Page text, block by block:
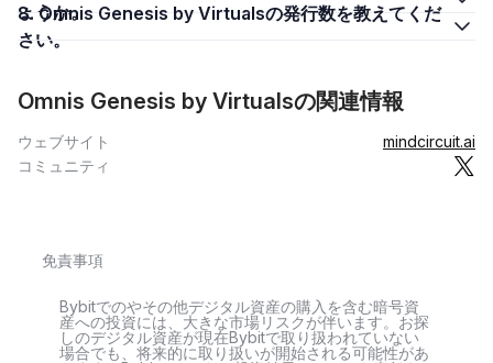
ょうか。
8. Omnis Genesis by Virtualsの発行数を教えてくだ
さい。
Omnis Genesis by Virtualsの関連情報
ウェブサイト
mindcircuit.ai
コミュニティ
免責事項
Bybitでのやその他デジタル資産の購入を含む暗号資
産への投資には、大きな市場リスクが伴います。お探
しのデジタル資産が現在Bybitで取り扱われていない
場合でも、将来的に取り扱いが開始される可能性があ